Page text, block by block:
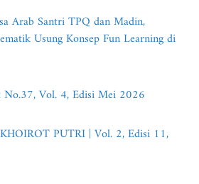
Arab Santri TPQ dan Madin,
Usung Konsep Fun Learning di
Vol. 4, Edisi Mei 2026
PUTRI | Vol. 2, Edisi 11,